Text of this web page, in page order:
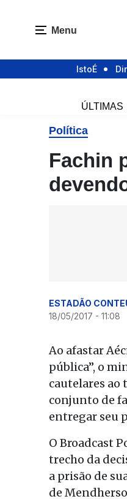
Menu
IstoÉ
ÚLTIMAS
Política
Fachin
ESTADÃO
18/05/2017 - 11:08
Ao afastar
pública”, o
cautelares ao
conjunto de
entregar seu
O Broadcast
trecho da
a prisão de
de